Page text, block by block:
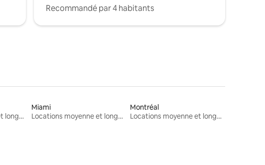
Recommandé par 4 habitants
Locations moyenne et longue durée
Miami
Locations moyenne et longue durée
Montréal
Locations moyenne et longue durée